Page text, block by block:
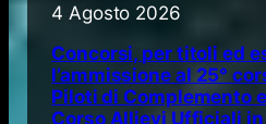
4 Agosto 2026
Concorsi, per titoli ed
l’ammissione al 25°
Piloti di Complemento
Corso Allievi Ufficiali